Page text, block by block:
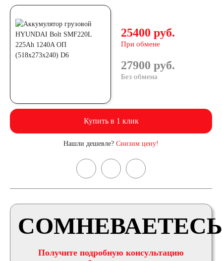
25400 руб.
При обмене
27900 руб.
Без обмена
Купить в 1 клик
Нашли дешевле? Снизим цену!
Получите подробную консультацию